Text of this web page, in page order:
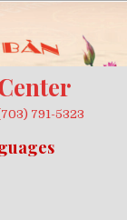
791-5323